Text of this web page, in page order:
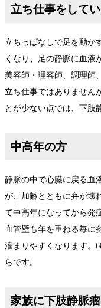
立ち仕事をして
立ちっぱなしで足を動か
くなり、足の静脈に血液
美容師・理容師、調理師
立ち仕事ではありません
とが少ない点では、下肢
中高年の方
静脈の中で心臓に戻る血
が、加齢とともに弁が壊
て中高年になってから発
血管壁も年を重ねる毎に
溜まりやすくなります。
らです。
家族に下肢静脈